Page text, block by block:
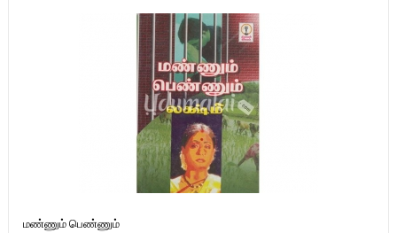
மண்ணும் பெண்ணும்